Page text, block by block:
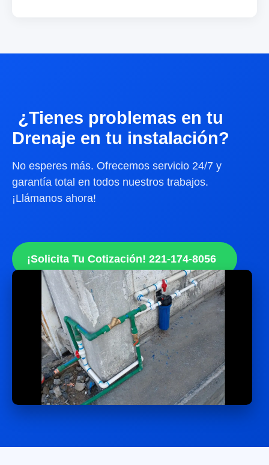
¿Tienes problemas en tu
Drenaje en tu instalación?
No esperes más. Ofrecemos servicio 24/7 y
garantía total en todos nuestros trabajos.
¡Llámanos ahora!
¡Solicita Tu Cotización! 221-174-8056